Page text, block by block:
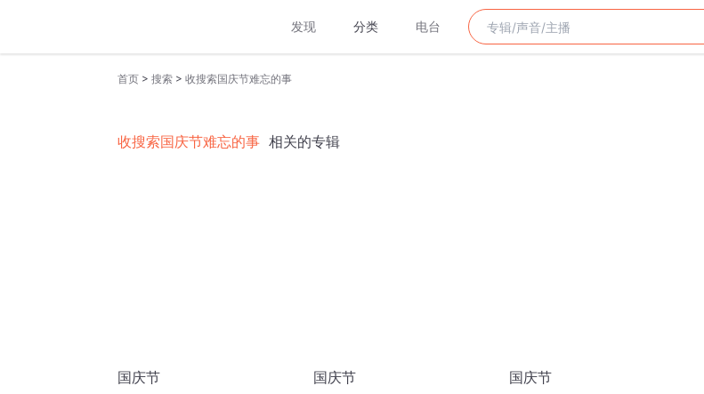
发现 分类 电台
首页 > 搜索 > 收搜索国庆节难忘的事
收搜索国庆节难忘的事 相关的专辑
国庆节 国庆节 国庆节